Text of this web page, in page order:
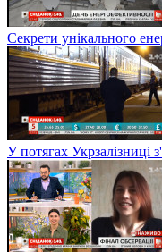
Секрети унікального
У потягах Укрзалізниці